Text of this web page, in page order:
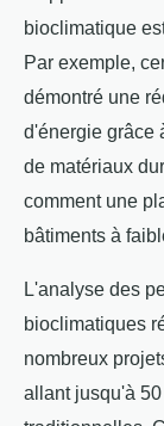
bioclimatique
Par exemple,
démontré une
d'énergie grâce
de matériaux
comment une
bâtiments à
L'analyse des
bioclimatiques
nombreux
allant jusqu'à